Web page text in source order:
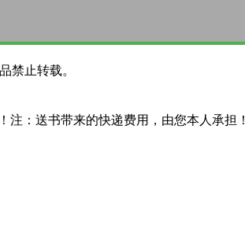
禁止转载。
：送书带来的快递费用，由您本人承担！